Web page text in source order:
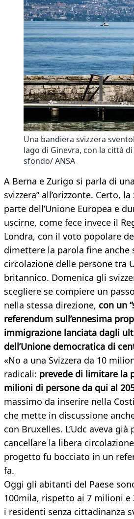
Una bandiera svizzera
lago di Ginevra, con la città
sfondo/ ANSA
A Berna e Zurigo si parla di
svizzera” all’orizzonte. Certo,
parte dell’Unione Europea e
uscirne, come fece invece il
Londra, con il voto popolare
dimettere la parola fine anche
circolazione delle persone tra
britannico. Domenica gli
scegliere se compiere un
nella stessa direzione, con un
referendum sull’ennesima
immigrazione lanciata dagli
dell’Unione democratica di
«No a una Svizzera da 10
radicali: prevede di limitare la
milioni di persone da qui al
massimo da inserire nella
che mette in discussione
con Bruxelles. L’Udc aveva
cancellare la libera
progetto fu bocciato in un
fa.
Oggi gli abitanti del Paese
100mila, rispetto ai 7 milioni e
i residenti senza cittadinanza